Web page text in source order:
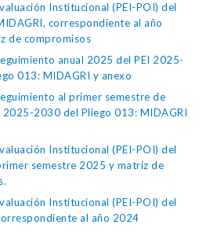
Institucional (PEI-POI) del
correspondiente al año
de compromisos
anual 2025 del PEI 2025-
013: MIDAGRI y anexo
al primer semestre de
2025-2030 del Pliego 013: MIDAGRI
Institucional (PEI-POI) del
semestre 2025 y matriz de
Institucional (PEI-POI) del
al año 2024